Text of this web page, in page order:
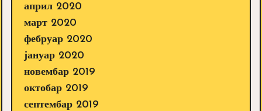
април 2020
март 2020
фебруар 2020
јануар 2020
новембар 2019
октобар 2019
септембар 2019